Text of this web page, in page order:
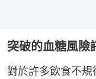
突破的血糖風險
對於許多飲食不